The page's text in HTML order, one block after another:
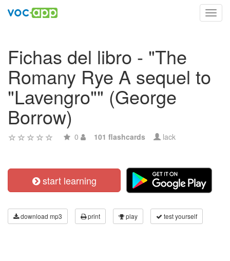
Fichas del libro - "The
Romany Rye A sequel to
"Lavengro"" (George
Borrow)
0 101 flashcards lack
start learning
download mp3 print play test yourself